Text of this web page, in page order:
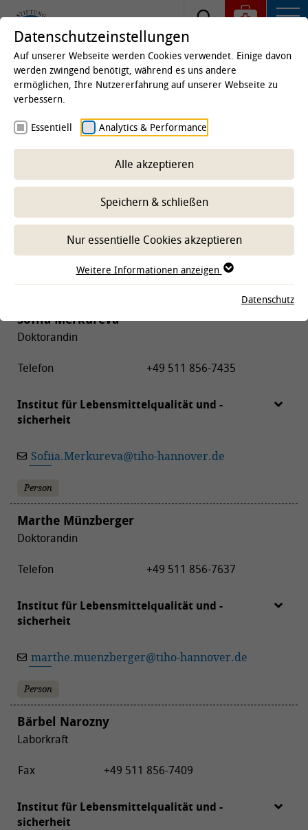
Startseite
Beschäftigte
-- Unterbereich wählen --
Zeige Ergebnisse: 55
Sofiia Merkureva
Doktorandin
Telefon +49 511 856-7435
Institut für Lebensmittelqualität und -
sicherheit
Sofiia.Merkureva@tiho-hannover.de
Person
Marthe Münzberger
Doktorandin
Telefon +49 511 856-7637
Institut für Lebensmittelqualität und -
sicherheit
marthe.muenzberger@tiho-hannover.de
Person
Bärbel Narozny
Laborkraft
Fax +49 511 856-7409
Institut für Lebensmittelqualität und -
sicherheit
Datenschutzeinstellungen
Auf unserer Webseite werden Cookies verwendet. Einige davon
werden zwingend benötigt, während es uns andere
ermöglichen, Ihre Nutzererfahrung auf unserer Webseite zu
verbessern.
Essentiell Analytics & Performance
Alle akzeptieren
Speichern & schließen
Nur essentielle Cookies akzeptieren
Weitere Informationen anzeigen
Datenschutz